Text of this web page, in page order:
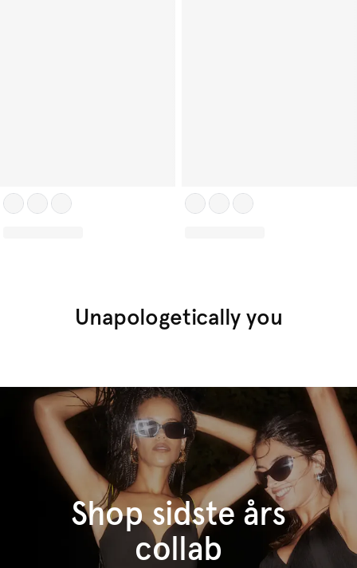
Unapologetically you
Shop sidste års
collab